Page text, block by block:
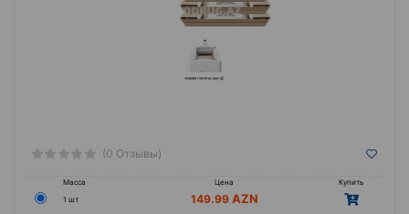
(0 Отзывы)
Масса Цена
Купить
1 шт
149.99